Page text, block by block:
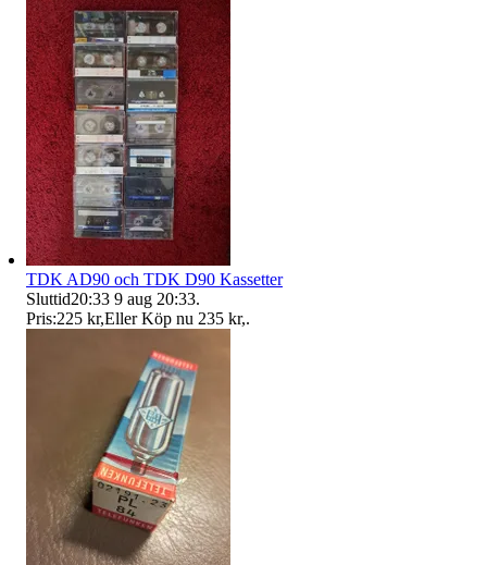
TDK AD90 och TDK D90 Kassetter
Sluttid20:33 9 aug 20:33.
Pris:225 kr,Eller Köp nu 235 kr,.